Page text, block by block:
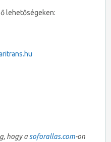
lehetőségeken:
hogy a soforallas.com-on